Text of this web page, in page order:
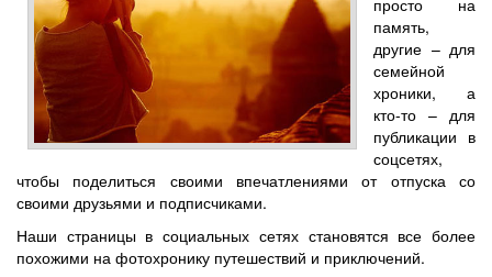
память,
другие – для
семейной
хроники, а
кто-то – для
публикации в
соцсетях,
чтобы поделиться своими впечатлениями от отпуска со
своими друзьями и подписчиками.
Наши страницы в социальных сетях становятся все более
похожими на фотохронику путешествий и приключений.